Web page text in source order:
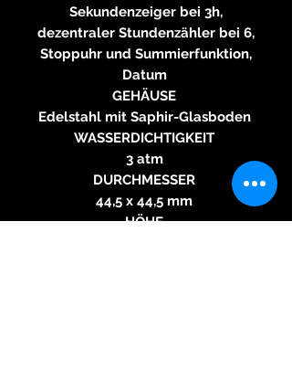
Sekundenzeiger bei 3h,
dezentraler Stundenzähler bei 6,
Stoppuhr und Summierfunktion,
Datum
GEHÄUSE
Edelstahl mit Saphir-Glasboden
WASSERDICHTIGKEIT
3 atm
DURCHMESSER
44,5 x 44,5 mm
HÖHE